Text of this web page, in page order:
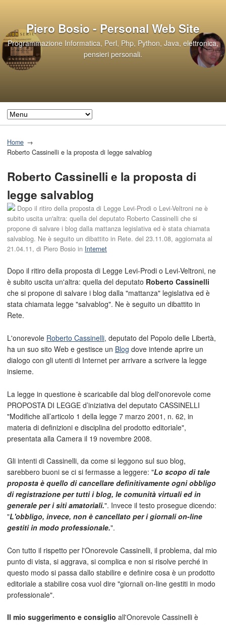
Piero Bosio - Personal Web Site
Programmazione Informatica, Perl, Php, Python, Java, elettronica,
pensieri personali.
Home
Roberto Cassinelli e la proposta di legge salvablog
Roberto Cassinelli e la proposta di
legge salvablog
Dopo il ritiro della proposta di Legge Levi-Prodi o Levi-Veltroni ne è
subito uscita un'altra: quella del deputato Roberto Cassinelli che si
propone di salvare i blog dalla mattanza legislativa ed è stata chiamata
salvablog. Ne è seguito un dibattito in Rete. del 23.11.08, aggiornata al
21.04.11, di Piero Bosio in Internet
Dopo il ritiro della proposta di Legge Levi-Prodi o Levi-Veltroni, ne
è subito uscita un'altra: quella del deputato Roberto Cassinelli
che si propone di salvare i blog dalla "mattanza" legislativa ed è
stata chiamata legge "salvablog". Ne è seguito un dibattito in
Rete.
L'onorevole Roberto Cassinelli, deputato del Popolo delle Libertà,
ha un suo sito Web e gestisce un Blog dove intende aprire un
dialogo con gli utenti di Internet per arrivare a scrivere la legge
insieme.
La legge in questione è scaricabile dal blog dell'onorevole come
PROPOSTA DI LEGGE d’iniziativa del deputato CASSINELLI
"Modifiche all’articolo 1 della legge 7 marzo 2001, n. 62, in
materia di definizioni e disciplina del prodotto editoriale",
presentata alla Camera il 19 novembre 2008.
Gli intenti di Cassinelli, da come si leggono sul suo blog,
sarebbero buoni se ci si fermasse a leggere: "Lo scopo di tale
proposta è quello di cancellare definitivamente ogni obbligo
di registrazione per tutti i blog, le comunità virtuali ed in
generale per i siti amatoriali.". Invece il testo prosegue dicendo:
"L'obbligo, invece, non è cancellato per i giornali on-line
gestiti in modo professionale.".
Con tutto il rispetto per l'Onorevole Cassinelli, il problema, dal mio
punto di vista, si aggrava, si complica e non si risolve perché in
questo modo si passa dallo stabilire e definire cosa è un prodotto
editoriale a stabilire cosa vuol dire "giornali on-line gestiti in modo
professionale".
Il mio suggerimento e consiglio all'Onorevole Cassinelli è